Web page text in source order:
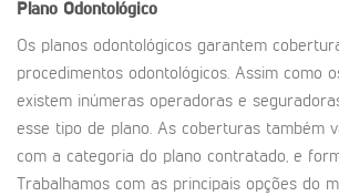
Plano Odontológico
Os planos odontológicos garantem
procedimentos odontológicos. Assim como
existem inúmeras operadoras e
esse tipo de plano. As coberturas também
com a categoria do plano contratado, e
Trabalhamos com as principais opções do